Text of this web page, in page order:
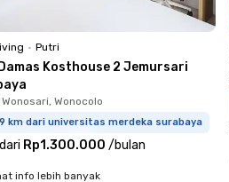
• Putri
Kosthouse 2 Jemursari
Wonocolo
km dari universitas merdeka surabaya
Rp1.300.000 /bulan
info lebih banyak